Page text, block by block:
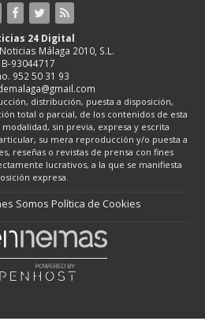
24 Digital
Málaga 2010, S.L.
B-93044717
952 50 31 93
distribución, puesta a disposición,
total o parcial, de los contenidos de esta
sin previa, expresa y escrita
su mera reproducción y/o puesta a
reseñas o revistas de prensa con fines
lucrativos, a la que se manifiesta
expresa.
Somos Política de Cookies